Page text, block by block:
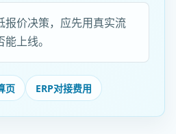
报价决策，应先用真实流
上线。
页 ERP对接费用